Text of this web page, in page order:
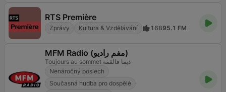
RTS Première
Zprávy Kultura & Vzdělávání 16895.1 FM
MFM Radio (مفم راديو)
Toujours au sommet ديما فالقمة
Nenáročný poslech
Současná hudba pro dospělé